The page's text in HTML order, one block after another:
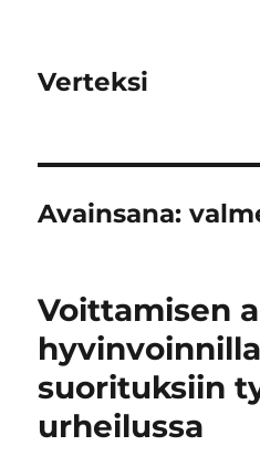
Verteksi
Avainsana:
Voittamisen
suorituksiin
urheilussa